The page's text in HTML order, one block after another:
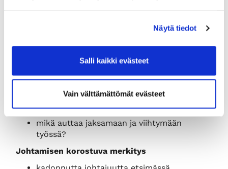
Näytä tiedot
Salli kaikki evästeet
Vain välttämättömät evästeet
Esimiestyön peruspilarit
miksi töissä ollaan?
kun henkilökemiat eivät toimi
työmotivaatio?
mikä auttaa jaksamaan ja viihtymään
työssä?
Johtamisen korostuva merkitys